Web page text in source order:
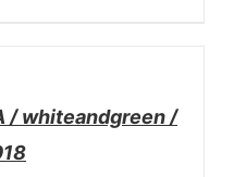
/ whiteandgreen /